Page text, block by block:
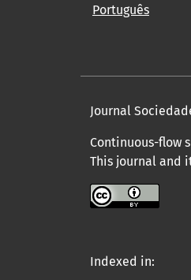
Português
Journal
Continuous-flow
This journal and
Indexed in: